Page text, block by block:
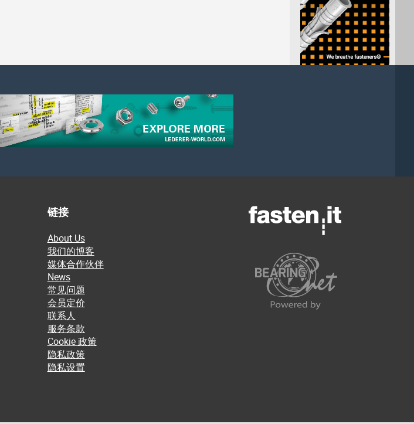
链接
About Us
我们的博客
媒体合作伙伴
News
常见问题
会员定价
联系人
服务条款
Cookie 政策
隐私政策
隐私设置